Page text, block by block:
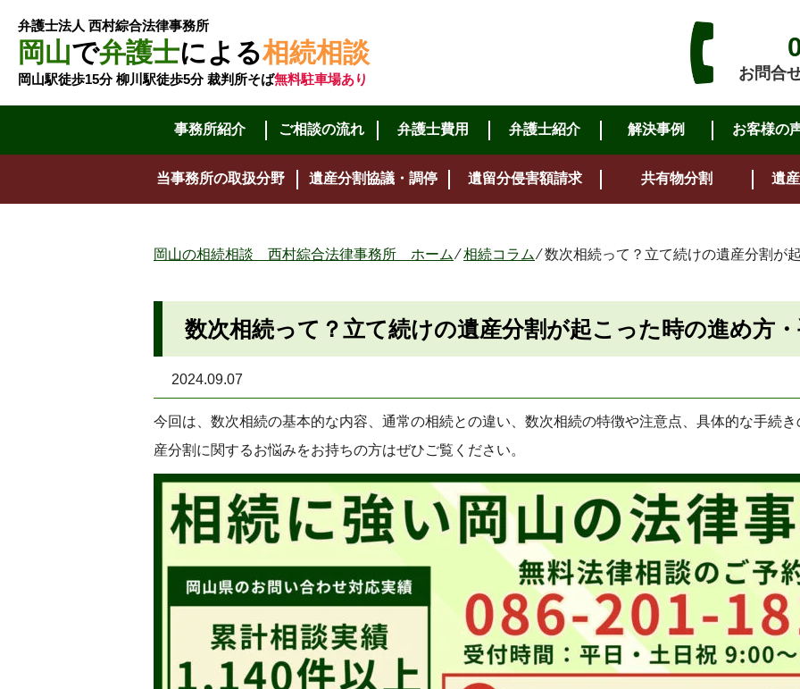
弁護士法人 西村綜合法律事務所
岡山で弁護士による相続相談
岡山駅徒歩15分 柳川駅徒歩5分 裁判所そば無料駐車場あり お問合
事務所紹介 ご相談の流れ 弁護士費用 弁護士紹介 解決事例 お客様の
当事務所の取扱分野 遺産分割協議・調停 遺留分侵害額請求 共有物分割 遺
岡山の相続相談 西村綜合法律事務所 ホーム⁄相続コラム⁄数次相続って？立て続けの遺産分割が
数次相続って？立て続けの遺産分割が起こった時の進め方
2024.09.07
今回は、数次相続の基本的な内容、通常の相続との違い、数次相続の特徴や注意点、具体的な手続
産分割に関するお悩みをお持ちの方はぜひご覧ください。